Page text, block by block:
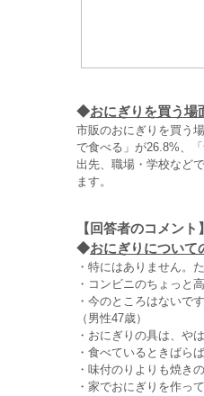
◆おにぎりを買う場
市販のおにぎりを買う
で食べる」が26.8%、
出先、職場・学校など
ます。
【回答者のコメント】
◆おにぎりについて
・特にはありません。
・コンビニのちょっと
・今のところはないで
（男性47歳）
・おにぎりの具は、や
・食べているときばら
・味付のりよりも焼き
・家でおにぎりを作っ